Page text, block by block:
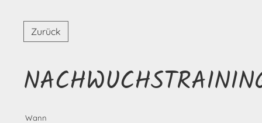
Zurück
Wann